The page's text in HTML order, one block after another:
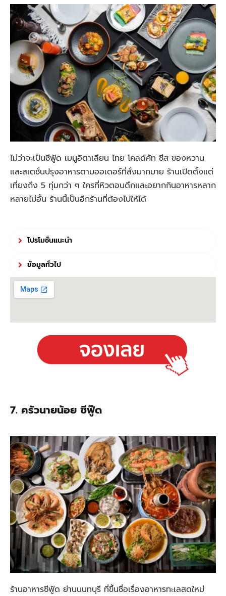
ไม่ว่าจะเป็นซีฟู้ด เมนูอิตาเลียน ไทย โคลด์คัท ชีส ของหวาน
และสเตชั่นปรุงอาหารตามออเดอร์ที่สั่งมากมาย ร้านเปิดตั้งแต่
เที่ยงถึง 5 ทุ่มกว่า ๆ ใครที่หิวตอนดึกและอยากกินอาหารหลาก
หลายไม่อั้น ร้านนี้เป็นอีกร้านที่ต้องไปให้ได้
โปรโมชั่นแนะนำ
ข้อมูลทั่วไป
7. ครัวนายน้อย ซีฟู๊ด
ร้านอาหารซีฟู้ด ย่านนนทบุรี ที่ขึ้นชื่อเรื่องอาหารทะเลสดใหม่